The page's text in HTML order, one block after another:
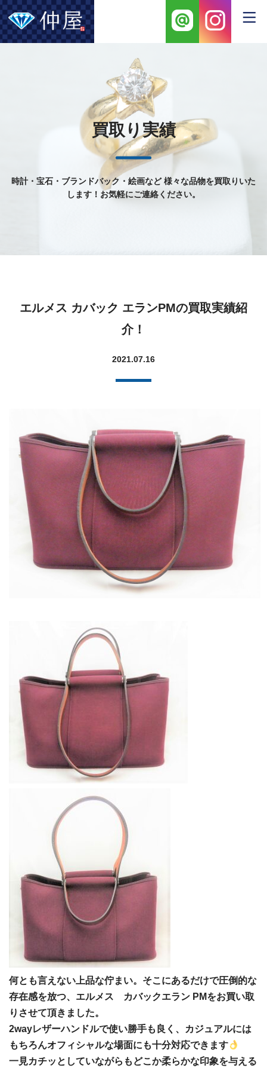
買取り実績
時計・宝石・ブランドバック・絵画など様々な品物を買取りいた
します！お気軽にご連絡ください。
エルメス カバック エランPMの買取実績紹
介！
2021.07.16
何とも言えない上品な佇まい。そこにあるだけで圧倒的な
存在感を放つ、エルメス カバックエラン PMをお買い取
りさせて頂きました。
2wayレザーハンドルで使い勝手も良く、カジュアルには
もちろんオフィシャルな場面にも十分対応できます
一見カチッとしていながらもどこか柔らかな印象を与える